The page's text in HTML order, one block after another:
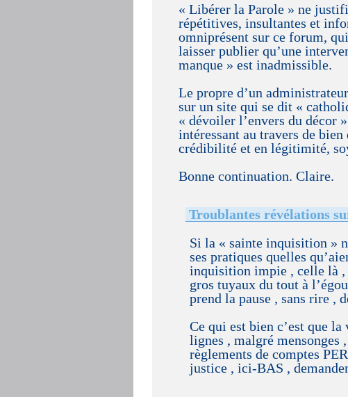
« Libérer la Parole » ne
répétitives, insultantes et
omniprésent sur ce forum,
laisser publier qu’une
manque » est inadmissible.
Le propre d’un
sur un site qui se dit «
« dévoiler l’envers du décor
intéressant au travers de
crédibilité et en légitimité,
Bonne continuation. Claire.
Troublantes révélations
Si la « sainte inquisition »
ses pratiques quelles
inquisition impie , celle là ,
gros tuyaux du tout à
prend la pause , sans rire ,
Ce qui est bien c’est que
lignes , malgré mensonges
règlements de comptes
justice , ici-BAS ,